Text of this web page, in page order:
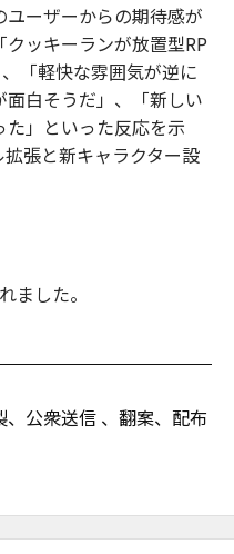
ーザーからの期待感が
ッキーランが放置型RP
「軽快な雰囲気が逆に
白そうだ」、「新しい
」といった反応を示
張と新キャラクター設
ました。
公衆送信 、翻案、配布